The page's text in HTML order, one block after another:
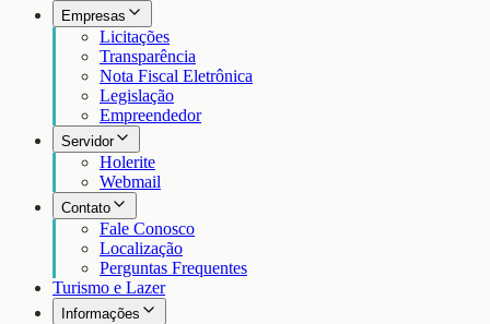
Empresas
Licitações
Transparência
Nota Fiscal Eletrônica
Legislação
Empreendedor
Servidor
Holerite
Webmail
Contato
Fale Conosco
Localização
Perguntas Frequentes
Turismo e Lazer
Informações